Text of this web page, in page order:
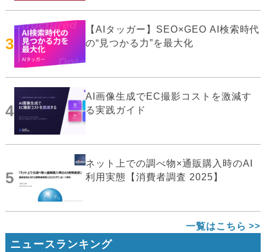
3
【AIタッガー】SEO×GEO AI検索時代
の“見つかる力”を最大化
4
AI画像生成でEC撮影コストを激減す
る実践ガイド
5
ネット上での調べ物×通販購入時のAI
利用実態【消費者調査 2025】
一覧はこちら
ニュースランキング